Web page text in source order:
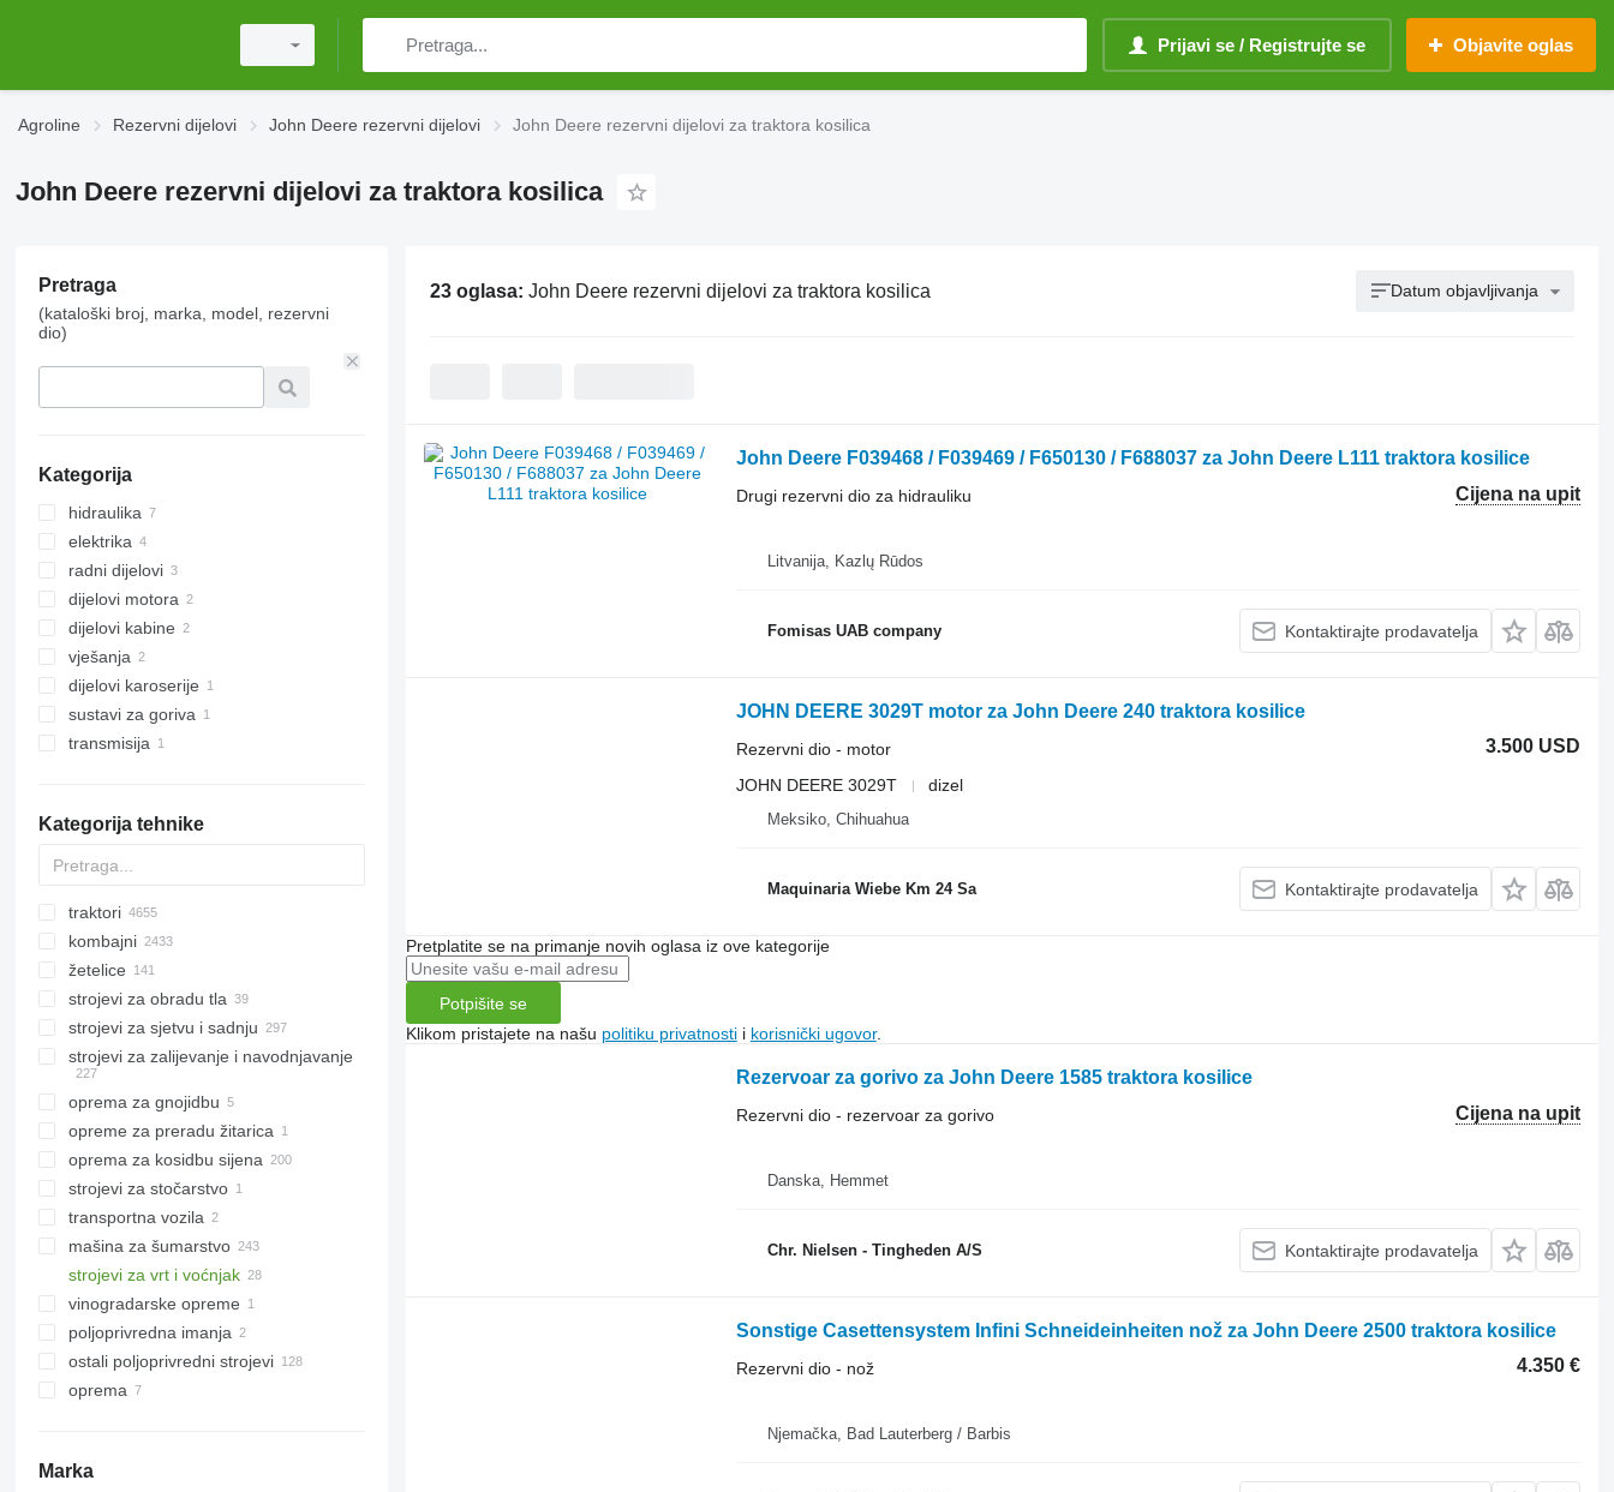
Prijavi se / Registrujte se Objavite oglas
Agroline Rezervni dijelovi John Deere rezervni dijelovi John Deere rezervni dijelovi za traktora kosilica
John Deere rezervni dijelovi za traktora kosilica
Pretraga
(kataloški broj, marka, model, rezervni
dio)
Kategorija
hidraulika
hidraulični cilindri
hidraulički motori
hidraulični razvodnici
drugi rezervni dijelovi za hidrauliku
elektrika
upravljačke jedinice
zatezači remena
instrument table
stakla zadnjih farova
radni dijelovi
vratila
lančanici
noževi
dijelovi motora
motori
lančanici bregaste osovine
dijelovi kabine
kabine
haube
vješanja
upravljački kotači
glavčine
dijelovi karoserije
vučne kuke
sustavi za goriva
rezervoari za gorivo
transmisija
Kategorija tehnike
traktori
mini traktori
traktori gusjeničari
traktori na kotačima
kombajni
kombajni za pamuk
kombajni za repu
kombajni za žito
krmni kombajni
drugi kombajni
žetelice
adapteri za žito
roto-žetelice
žetelice za kukuruz
strojevi za obradu tla
drljače
podrivači
strojevi za sjetvu i sadnju
strojevi za zaliјеvanje i navodnjavanje
sustavi za navodnjavanje
oprema za gnojidbu
rasipači gnojiva
opreme za preradu žitarica
oprema za kosidbu sijena
kosilice
poljoprivredni utovarivači
strojevi za stočarstvo
opreme za stočarstvo
opreme za krmu
transportna vozila
mašina za šumarstvo
šumarski traktori
forvarderi
harvesteri
strojevi za vrt i voćnjak
kosilice za travu
traktori kosilice
vinogradarske opreme
poljoprivrednа imanjа
elevatore i žitnice
ostali poljoprivredni strojevi
oprema
Marka
23 oglasa: John Deere rezervni dijelovi za traktora kosilica Datum objavljivanja
John Deere F039468 / F039469 / F650130 / F688037 za John Deere L111 traktora kosilice
Cijena na upit
Drugi rezervni dio za hidrauliku
Litvanija, Kazlų Rūdos
Fomisas UAB company Kontaktirajte prodavatelja
JOHN DEERE 3029T motor za John Deere 240 traktora kosilice
3.500 USD
Rezervni dio - motor
JOHN DEERE 3029T
dizel
Meksiko, Chihuahua
Maquinaria Wiebe Km 24 Sa Kontaktirajte prodavatelja
Pretplatite se na primanje novih oglasa iz ove kategorije
Potpišite se
Klikom pristajete na našu politiku privatnostii korisnički ugovor.
Rezervoar za gorivo za John Deere 1585 traktora kosilice
Cijena na upit
Rezervni dio - rezervoar za gorivo
Danska, Hemmet
Chr. Nielsen - Tingheden A/S Kontaktirajte prodavatelja
Sonstige Casettensystem Infini Schneideinheiten nož za John Deere 2500 traktora kosilice
4.350 €
Rezervni dio - nož
Njemačka, Bad Lauterberg / Barbis